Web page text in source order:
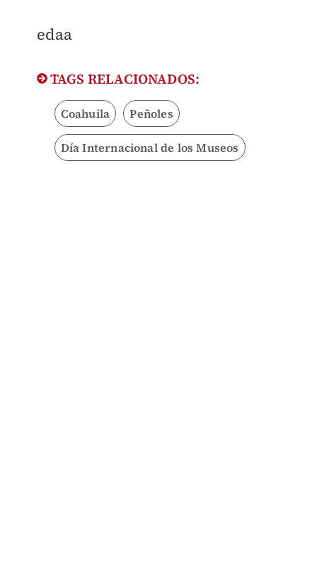
edaa
TAGS RELACIONADOS:
Coahuila Peñoles
Día Internacional de los Museos